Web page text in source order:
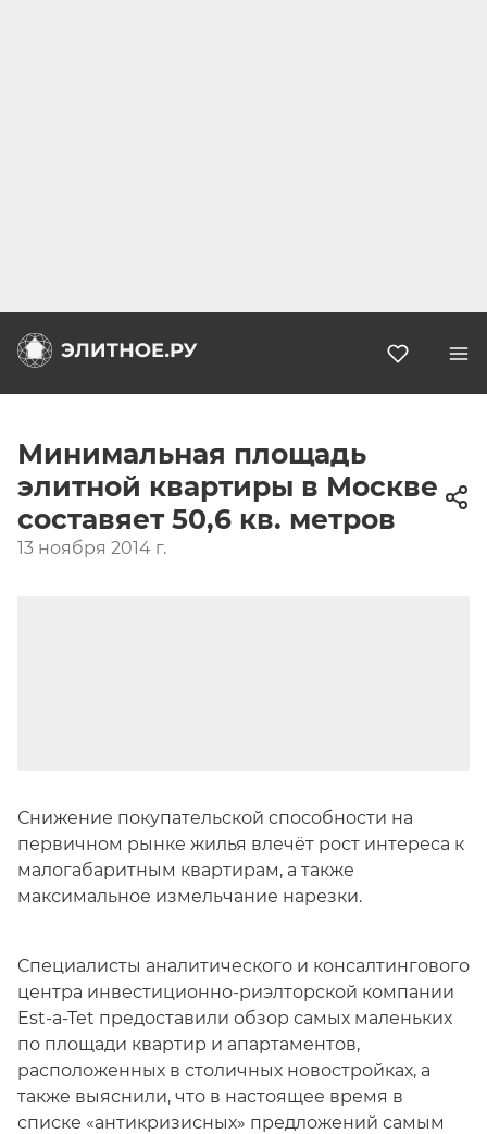
Минимальная площадь
элитной квартиры в Москве
составяет 50,6 кв. метров
13 ноября 2014 г.
Снижение покупательской способности на
первичном рынке жилья влечёт рост интереса к
малогабаритным квартирам, а также
максимальное измельчание нарезки.
Cпециалисты аналитического и консалтингового
центра инвестиционно-риэлторской компании
Est-a-Tet предоставили обзор самых маленьких
по площади квартир и апартаментов,
расположенных в столичных новостройках, а
также выяснили, что в настоящее время в
списке «антикризисных» предложений самым